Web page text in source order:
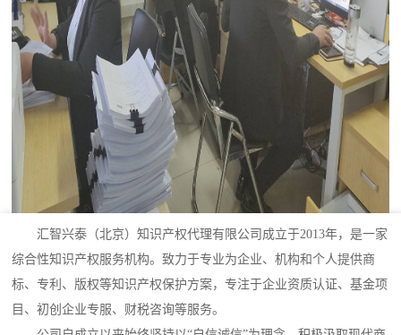
汇智兴泰（北京）知识产权代理有限公司成立于2013年，是一家
综合性知识产权服务机构。致力于专业为企业、机构和个人提供商
标、专利、版权等知识产权保护方案，专注于企业资质认证、基金项
目、初创企业专服、财税咨询等服务。